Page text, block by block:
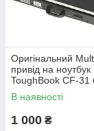
Оригінальний
привід на
ToughBook CF-31
В наявності
1 000 ₴